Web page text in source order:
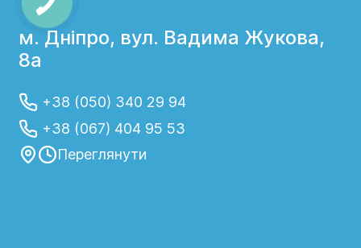
м. Дніпро, вул. Вадима Жукова,
8а
+38 (050) 340 29 94
+38 (067) 404 95 53
Переглянути